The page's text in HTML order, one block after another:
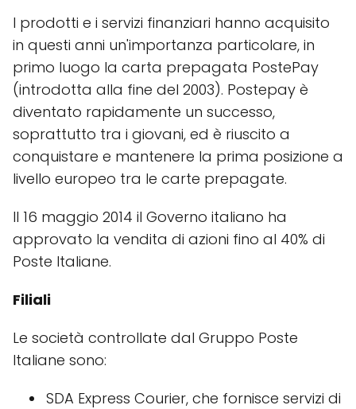
I prodotti e i servizi finanziari hanno acquisito
in questi anni un'importanza particolare, in
primo luogo la carta prepagata PostePay
(introdotta alla fine del 2003). Postepay è
diventato rapidamente un successo,
soprattutto tra i giovani, ed è riuscito a
conquistare e mantenere la prima posizione a
livello europeo tra le carte prepagate.
Il 16 maggio 2014 il Governo italiano ha
approvato la vendita di azioni fino al 40% di
Poste Italiane.
Filiali
Le società controllate dal Gruppo Poste
Italiane sono:
SDA Express Courier, che fornisce servizi di